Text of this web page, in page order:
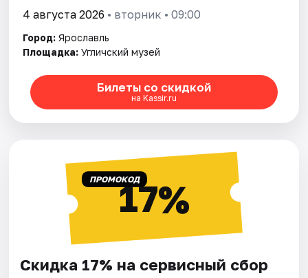
4 августа 2026 • вторник • 09:00
Город: Ярославль
Площадка: Угличский музей
Билеты со скидкой
на Kassir.ru
ПРОМОКОД17%
Скидка 17% на сервисный сбор